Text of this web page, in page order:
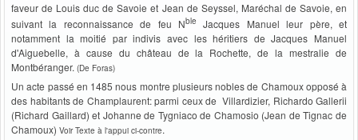
faveur de Louis duc de Savoie et Jean de Seyssel, Maréchal de Savoie, en
suivant la reconnaissance de feu Nble
Jacques Manuel leur père, et
notamment la moitié par indivis avec les héritiers de Jacques Manuel
d'Aiguebelle, à cause du château de la Rochette, de la mestralie de
Montbéranger. (De Foras)
Un acte passé en 1485 nous montre plusieurs nobles de Chamoux opposé à
des habitants de Champlaurent: parmi ceux de Villardizier, Richardo Gallerii
(Richard Gaillard) et Johanne de Tygniaco de Chamosio (Jean de Tignac de
Chamoux) Voir Texte à l'appui ci-contre.